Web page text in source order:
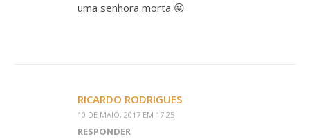
uma senhora morta 😛
RICARDO RODRIGUES
10 DE MAIO, 2017 EM 17:25
RESPONDER